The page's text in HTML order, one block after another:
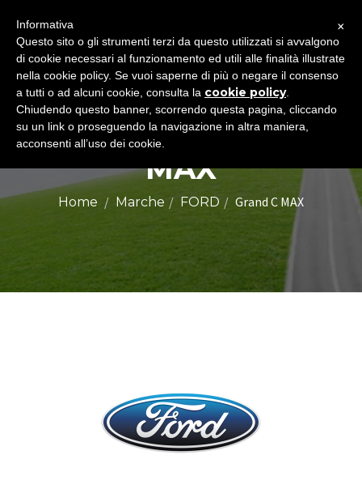
FORD GRAND C
MAX
Home Marche FORD Grand C MAX
×
Informativa
Questo sito o gli strumenti terzi da questo utilizzati si avvalgono
di cookie necessari al funzionamento ed utili alle finalità illustrate
nella cookie policy. Se vuoi saperne di più o negare il consenso
a tutti o ad alcuni cookie, consulta la cookie policy.
Chiudendo questo banner, scorrendo questa pagina, cliccando
su un link o proseguendo la navigazione in altra maniera,
acconsenti all’uso dei cookie.